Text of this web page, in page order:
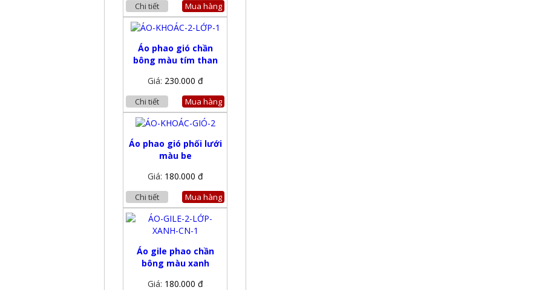
Chi tiết Mua hàng
Áo phao gió chần
bông màu tím than
Giá: 230.000 đ
Chi tiết Mua hàng
Áo phao gió phối lưới
màu be
Giá: 180.000 đ
Chi tiết Mua hàng
Áo gile phao chần
bông màu xanh
Giá: 180.000 đ